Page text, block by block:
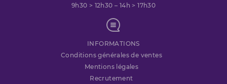
9h30 > 12h30 – 14h > 17h30
INFORMATIONS
Conditions générales de ventes
Mentions légales
Recrutement